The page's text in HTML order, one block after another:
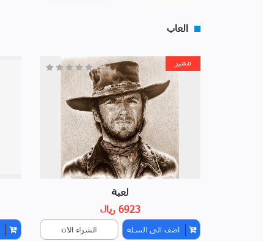
العاب
مميز
لعبة
6923 ريال
اضف الى السله الشراء الان